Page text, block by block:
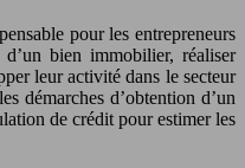
pour les entrepreneurs
bien immobilier, réaliser
leur activité dans le secteur
démarches d’obtention d’un
de crédit pour estimer les